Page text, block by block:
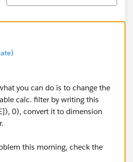
you can do is to change the
calc. filter by writing this
0), convert it to dimension
this morning, check the